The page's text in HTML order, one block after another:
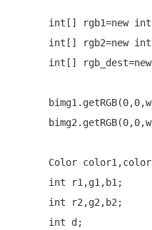
int [] rgb1=new int
int [] rgb2=new int
int [] rgb_dest=new
int r1,g1,b1;
int r2,g2,b2;
int d;